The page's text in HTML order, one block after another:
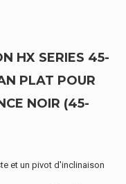
HX SERIES 45-
PLAT POUR
NOIR (45-
et un pivot d'inclinaison